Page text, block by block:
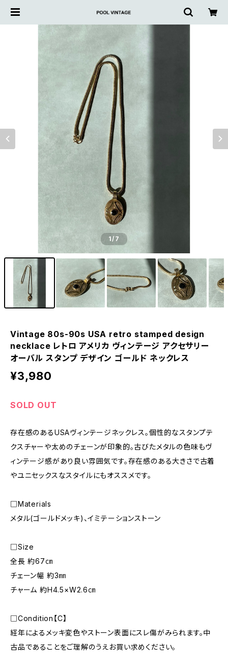
1/7
Vintage 80s-90s USA retro stamped design
necklace レトロ アメリカ ヴィンテージ アクセサリー
オーバル スタンプ デザイン ゴールド ネックレス
¥3,980
SOLD OUT
存在感のあるUSAヴィンテージネックレス。個性的なスタンプテ
クスチャーや太めのチェーンが印象的。古びたメタルの色味もヴ
ィンテージ感があり良い雰囲気です。存在感のある大きさで古着
やユニセックスなスタイルにもオススメです。
□Materials
メタル(ゴールドメッキ)、イミテーションストーン
□Size
全長 約67㎝
チェーン幅 約3㎜
チャーム 約H4.5×W2.6㎝
□Condition【C】
経年によるメッキ変色やストーン表面にスレ傷がみられます。中
古品であることをご理解のうえお買い求めください。